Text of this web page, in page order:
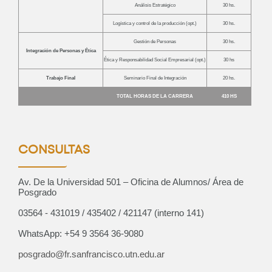
Análisis Estratégico 30 hs.
Logística y control de la producción (opt.) 30 hs.
Integración de Personas y Ética
Gestión de Personas 30 hs.
Ética y Responsabilidad Social Empresarial (opt.) 30 hs
Trabajo Final Seminario Final de Integración 20 hs.
TOTAL HORAS DE LA CARRERA 410 HS
CONSULTAS
Av. De la Universidad 501 – Oficina de Alumnos/ Área de
Posgrado
03564 - 431019 / 435402 / 421147 (interno 141)
WhatsApp: +54 9 3564 36-9080
posgrado@fr.sanfrancisco.utn.edu.ar
Próximamente
Curso: Análisis y visualización de
datos con PowerBI
Próximamente
Curso: Instalaciones eléctricas
domiciliarias